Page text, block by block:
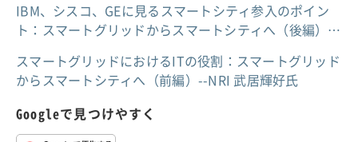
IBM、シスコ、GEに見るスマートシティ参入のポイン
ト：スマートグリッドからスマートシティへ（後編）…
スマートグリッドにおけるITの役割：スマートグリッド
からスマートシティへ（前編）--NRI 武居輝好氏
Googleで見つけやすく